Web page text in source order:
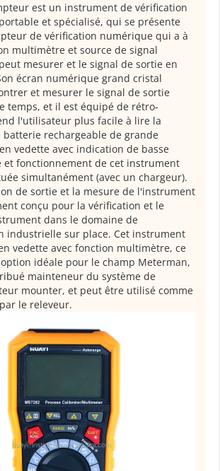
est un instrument de vérification
et spécialisé, qui se présente
de vérification numérique qui a à
multimètre et source de signal
mesurer et le signal de sortie en
écran numérique grand cristal
et mesurer le signal de sortie
temps, et il est équipé de rétro-
l'utilisateur plus facile à lire la
rechargeable de grande
vedette avec indication de basse
et fonctionnement de cet instrument
simultanément (avec un chargeur).
de sortie et la mesure de l'instrument
conçu pour la vérification et le
dans le domaine de
industrielle sur place. Cet instrument
vedette avec fonction multimètre, ce
idéale pour le champ Meterman,
mainteneur du système de
mounter, et peut être utilisé comme
le releveur.